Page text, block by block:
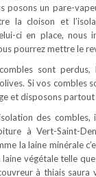
posons un pare-
la cloison et
ci en place, nous
pourrez mettre le
sont
Si vos combles
et disposons partout
des
à Vert-Saint-
la laine minérale
végétale telle
à thiais saura